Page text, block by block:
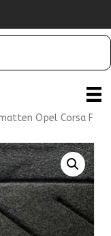
Opel Corsa F